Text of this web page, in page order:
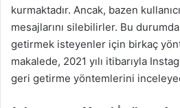
kurmaktadır. Ancak, bazen
mesajlarını silebilirler. Bu
getirmek isteyenler için birkaç
makalede, 2021 yılı itibarıyla
geri getirme yöntemlerini